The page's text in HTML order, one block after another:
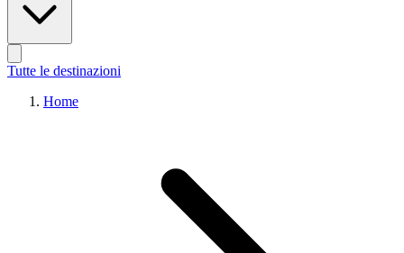
Tutte le destinazioni
Home